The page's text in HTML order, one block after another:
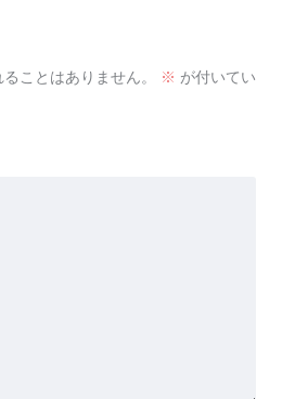
ことはありません。 ※ が付いてい